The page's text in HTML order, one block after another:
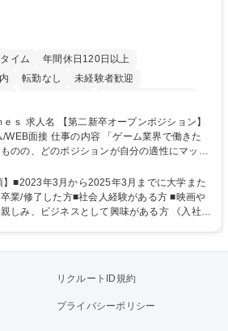
イム
年間休日120日以上
転勤なし
未経験者歓迎
服装自由 昼食補助あり
第二新卒歓迎
ション】
ーム業界で働きた
のの、どのポジションが自分の適性にマッチ
総合職（プランナー/データ
開発エンジニ ア/インフラエンジニアな
ー/イラストレ ーターなど）等から、面接で
ジションをご案内いたします。ゲームやエン
プンポジショ
】■2023年3月から2025年3月までに大学また
業/修了した方■社会人経験がある方 ■映画や
、ビジネスとして興味がある方 《入社実
リクルートID規約
プライバシーポリシー